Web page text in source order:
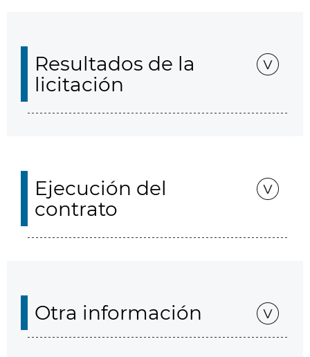
Resultados de la
licitación
Ejecución del
contrato
Otra información